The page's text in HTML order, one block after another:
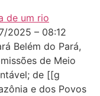
2025 – 08:12
Belém do Pará,
de Meio
de [[g
e dos Povos